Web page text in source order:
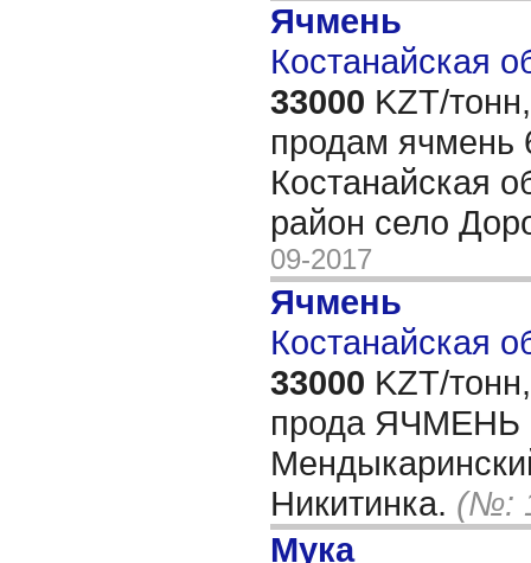
Ячмень
Костанайская
33000 KZT/тонн,
продам ячмень
Костанайская
район село
09-2017
Ячмень
Костанайская
33000 KZT/тонн,
прода ЯЧМЕНЬ
Никитинка. (№:
Мука